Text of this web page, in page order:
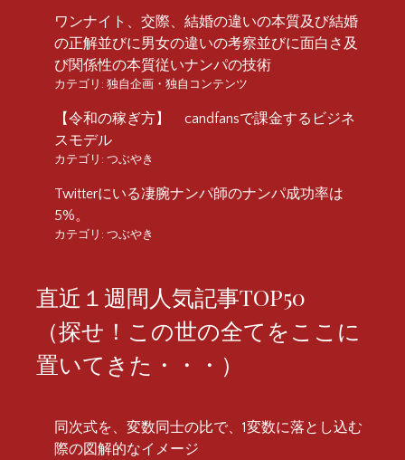
ワンナイト、交際、結婚の違いの本質及び結婚
の正解並びに男女の違いの考察並びに面白さ及
び関係性の本質従いナンパの技術
カテゴリ: 独自企画・独自コンテンツ
【令和の稼ぎ方】 candfansで課金するビジネ
スモデル
カテゴリ: つぶやき
Twitterにいる凄腕ナンパ師のナンパ成功率は
5%。
カテゴリ: つぶやき
直近１週間人気記事TOP50
（探せ！この世の全てをここに
置いてきた・・・）
同次式を、変数同士の比で、1変数に落とし込む
際の図解的なイメージ